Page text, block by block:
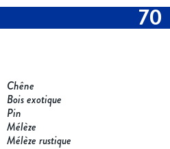
70
Chêne
Bois exotique
Pin
Mélèze
Mélèze rustique